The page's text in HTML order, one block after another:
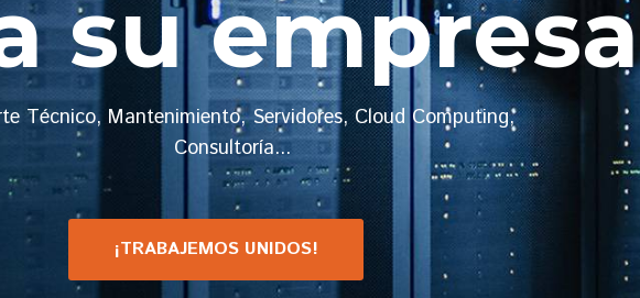
su empresa
Técnico, Mantenimiento, Servidores, Cloud Computing,
Consultoría...
¡TRABAJEMOS UNIDOS!